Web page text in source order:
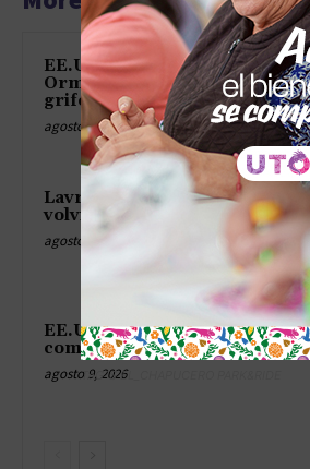
EE.UU. saca la flota para tapar
Ormuz como quien cierra el
grifo
agosto 9, 2026
Lavrov dice que el dólar se
volvió el matón del barrio
agosto 9, 2026
EE.UU. se queda sin misiles
como sin cerveza en el asado
agosto 9, 2026
TAG´S EL_CHAPUCERO PARK&RIDE